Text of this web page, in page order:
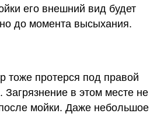
его внешний вид будет
до момента высыхания.
тоже протерся под правой
Загрязнение в этом месте не
мойки. Даже небольшое